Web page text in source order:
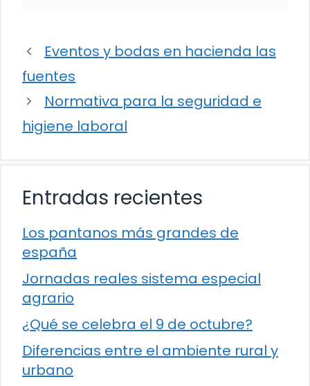
Eventos y bodas en hacienda las
fuentes
Normativa para la seguridad e
higiene laboral
Entradas recientes
Los pantanos más grandes de
españa
Jornadas reales sistema especial
agrario
¿Qué se celebra el 9 de octubre?
Diferencias entre el ambiente rural y
urbano